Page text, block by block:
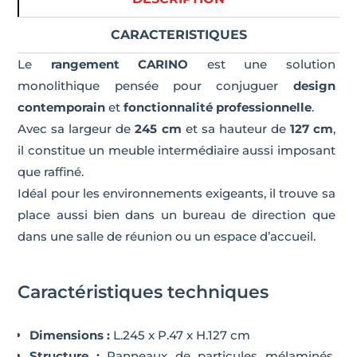
CARACTERISTIQUES
Le rangement CARINO est une solution
monolithique pensée pour conjuguer design
contemporain etfonctionnalité professionnelle.
Avec sa largeur de245 cm et sa hauteur de 127 cm,
il constitue un meuble intermédiaire aussi imposant
que raffiné.
Idéal pour les environnements exigeants, il trouve sa
place aussi bien dans un bureau de direction que
dans une salle de réunion ou un espace d’accueil.
Caractéristiques techniques
Dimensions : L.245 x P.47 x H.127 cm